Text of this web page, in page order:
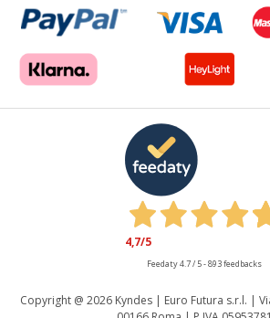
Copyright @ 2026 Kyndes | Euro Futura s.r.l. |
4,7/5
Feedaty4.7/ 5-893feedbacks